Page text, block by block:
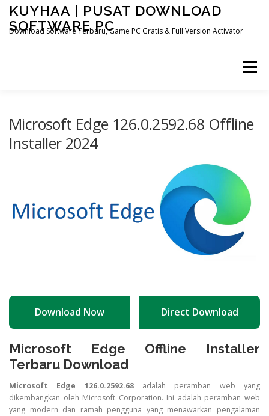
Skip
content
KUYHAA | PUSAT DOWNLOAD
SOFTWARE PC
Download Software Terbaru, Game PC Gratis & Full Version Activator
Menu
Microsoft Edge 126.0.2592.68 Offline
Installer 2024
Download Now Direct Download
Microsoft Edge Offline Installer
Terbaru Download
Microsoft Edge 126.0.2592.68adalah peramban web yang
dikembangkan oleh Microsoft Corporation. Ini adalah peramban web
yang modern dan ramah pengguna yang menawarkan pengalaman